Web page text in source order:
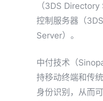
（3DS
控制服务器（
Server）。
中付技术（
持移动终端和传
身份识别，从而